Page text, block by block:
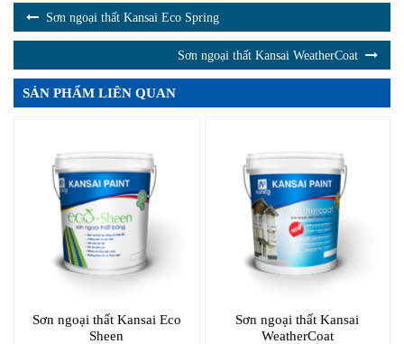
Sơn ngoại thất Kansai Eco Spring
Sơn ngoại thất Kansai WeatherCoat
SẢN PHẨM LIÊN QUAN
Sơn ngoại thất Kansai Eco
Sheen
Sơn ngoại thất Kansai
WeatherCoat